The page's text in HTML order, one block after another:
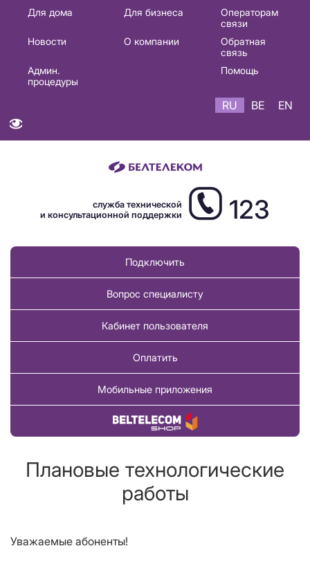
Основная
навигация
Для дома Для бизнеса
Операторам
связи
Новости
О компании
Обратная
связь
Админ.
процедуры
Помощь
RU BE EN
служба технической
и консультационной поддержки
123
Подключить
Вопрос специалисту
Кабинет пользователя
Оплатить
Мобильные приложения
Купить товар
Плановые технологические
работы
Уважаемые абоненты!